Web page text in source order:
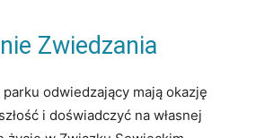
Zwiedzania
odwiedzający mają okazję
i doświadczyć na własnej